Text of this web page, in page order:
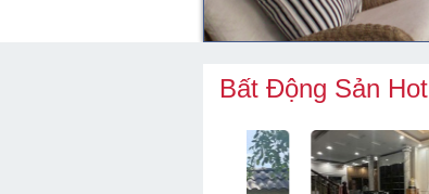
Bất Động Sản Hot